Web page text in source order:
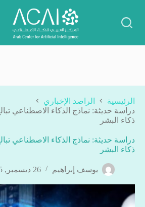
المحتوى
الرئيسية
الراصد الإخباري
دراسة حديثة: نماذج الذكاء الاصطناعي
ذكاء البشر
دراسة حديثة: نماذج الذكاء الاصطناعي
ذكاء البشر
يوسف إبراهيم 26 ديسمبر, 2025